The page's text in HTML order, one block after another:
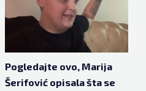
Pogledajte ovo, Marija
Šerifović opisala šta se